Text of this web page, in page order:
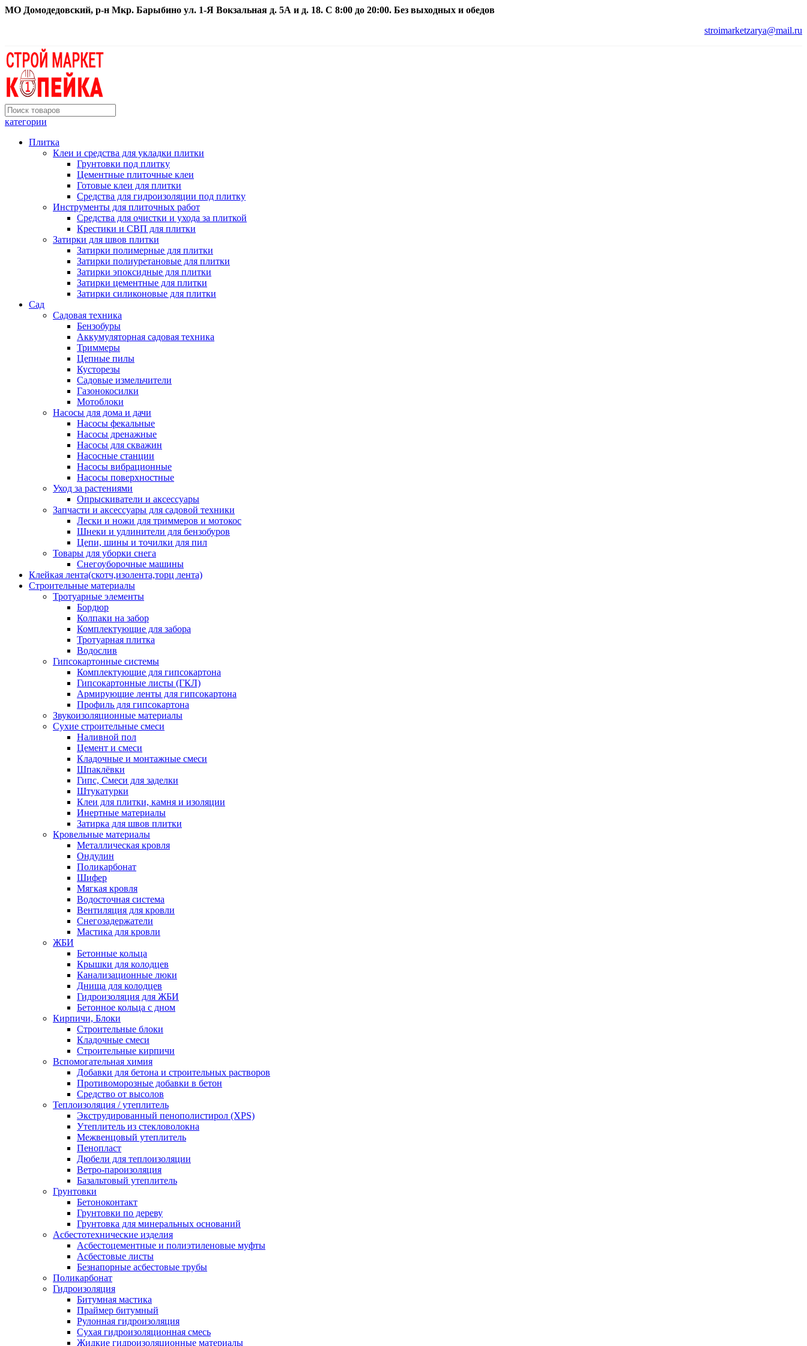
МО Домодедовский, р-н Мкр. Барыбино ул. 1-Я Вокзальная д. 5А и д. 18. С 8:00 до 20:00. Без выходных и обедов
stroimarketzarya@mail.ru
категории
Плитка
Клеи и средства для укладки плитки
Грунтовки под плитку
Цементные плиточные клеи
Готовые клеи для плитки
Средства для гидроизоляции под плитку
Инструменты для плиточных работ
Средства для очистки и ухода за плиткой
Крестики и СВП для плитки
Затирки для швов плитки
Затирки полимерные для плитки
Затирки полиуретановые для плитки
Затирки эпоксидные для плитки
Затирки цементные для плитки
Затирки силиконовые для плитки
Сад
Садовая техника
Бензобуры
Аккумуляторная садовая техника
Триммеры
Цепные пилы
Кусторезы
Садовые измельчители
Газонокосилки
Мотоблоки
Насосы для дома и дачи
Насосы фекальные
Насосы дренажные
Насосы для скважин
Насосные станции
Насосы вибрационные
Насосы поверхностные
Уход за растениями
Опрыскиватели и аксессуары
Запчасти и аксессуары для садовой техники
Лески и ножи для триммеров и мотокос
Шнеки и удлинители для бензобуров
Цепи, шины и точилки для пил
Товары для уборки снега
Снегоуборочные машины
Клейкая лента(скотч,изолента,торц лента)
Строительные материалы
Тротуарные элементы
Бордюр
Колпаки на забор
Комплектующие для забора
Тротуарная плитка
Водослив
Гипсокартонные системы
Комплектующие для гипсокартона
Гипсокартонные листы (ГКЛ)
Армирующие ленты для гипсокартона
Профиль для гипсокартона
Звукоизоляционные материалы
Сухие строительные смеси
Наливной пол
Цемент и смеси
Кладочные и монтажные смеси
Шпаклёвки
Гипс, Смеси для заделки
Штукатурки
Клеи для плитки, камня и изоляции
Инертные материалы
Затирка для швов плитки
Кровельные материалы
Металлическая кровля
Ондулин
Поликарбонат
Шифер
Мягкая кровля
Водосточная система
Вентиляция для кровли
Снегозадержатели
Мастика для кровли
ЖБИ
Бетонные кольца
Крышки для колодцев
Канализационные люки
Днища для колодцев
Гидроизоляция для ЖБИ
Бетонное кольца с дном
Кирпичи, Блоки
Строительные блоки
Кладочные смеси
Строительные кирпичи
Вспомогательная химия
Добавки для бетона и строительных растворов
Противоморозные добавки в бетон
Средство от высолов
Теплоизоляция / утеплитель
Экструдированный пенополистирол (XPS)
Утеплитель из стекловолокна
Межвенцовый утеплитель
Пенопласт
Дюбели для теплоизоляции
Ветро-пароизоляция
Базальтовый утеплитель
Грунтовки
Бетоноконтакт
Грунтовки по дереву
Грунтовка для минеральных оснований
Асбестотехнические изделия
Асбестоцементные и полиэтиленовые муфты
Асбестовые листы
Безнапорные асбестовые трубы
Поликарбонат
Гидроизоляция
Битумная мастика
Праймер битумный
Рулонная гидроизоляция
Сухая гидроизоляционная смесь
Жидкие гидроизоляционные материалы